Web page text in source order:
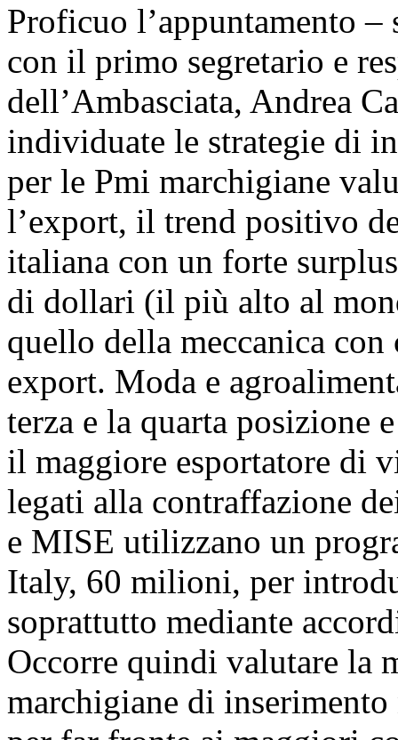
Proficuo l’appuntamento
con il primo segretario e
dell’Ambasciata, Andrea
individuate le strategie di
per le Pmi marchigiane
l’export, il trend positivo
italiana con un forte
di dollari (il più alto al
quello della meccanica
export. Moda e
terza e la quarta posizione
il maggiore esportatore di
legati alla contraffazione
e MISE utilizzano un
Italy, 60 milioni, per
soprattutto mediante
Occorre quindi valutare la
marchigiane di